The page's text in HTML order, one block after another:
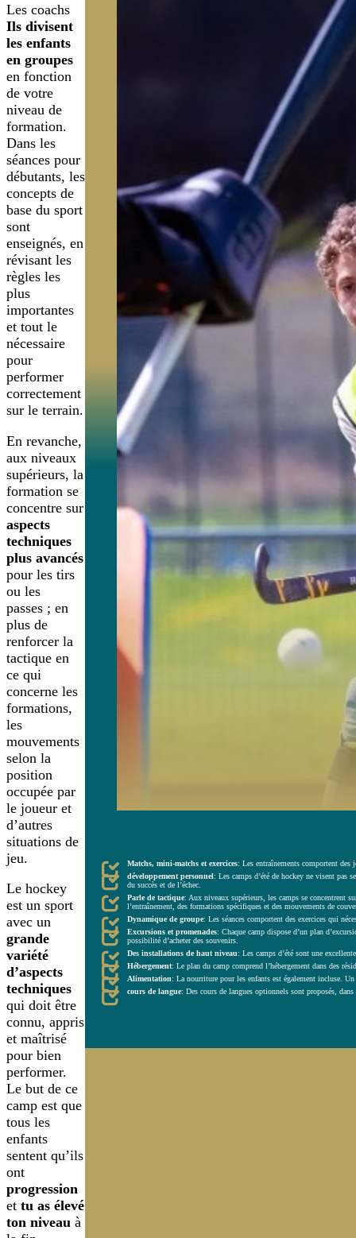
Les coachs
Ils divisent
les enfants
en groupes
en fonction
de votre
niveau de
formation.
Dans les
séances pour
débutants, les
concepts de
base du sport
sont
enseignés, en
révisant les
règles les
plus
importantes
et tout le
nécessaire
pour
performer
correctement
sur le terrain.
En revanche,
aux niveaux
supérieurs, la
formation se
concentre sur
aspects
techniques
plus avancés
pour les tirs
ou les
passes ; en
plus de
renforcer la
tactique en
ce qui
concerne les
formations,
les
mouvements
selon la
position
occupée par
le joueur et
d’autres
situations de
jeu.
Le hockey
est un sport
avec un
grande
variété
d’aspects
techniques
qui doit être
connu, appris
et maîtrisé
pour bien
performer.
Le but de ce
camp est que
tous les
enfants
sentent qu’ils
ont
progression
et tu as élevé
ton niveau à
Matchs, mini-matchs et exercices: Les entraînements comportent des
développement personnel: Les camps d’été de hockey ne visent pas
du succès et de l’échec.
Parle de tactique: Aux niveaux supérieurs, les camps se concentrent
l’entraînement, des formations spécifiques et des mouvements de
Dynamique de groupe: Les séances comportent des exercices qui
Excursions et promenades: Chaque camp dispose d’un plan
possibilité d’acheter des souvenirs.
Des installations de haut niveau: Les camps d’été sont une
Hébergement: Le plan du camp comprend l’hébergement dans des
Alimentation: La nourriture pour les enfants est également incluse.
cours de langue: Des cours de langues optionnels sont proposés,